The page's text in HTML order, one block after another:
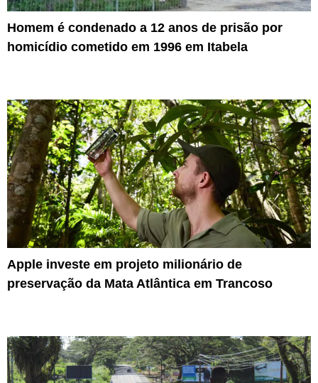
Homem é condenado a 12 anos de prisão por
homicídio cometido em 1996 em Itabela
Apple investe em projeto milionário de
preservação da Mata Atlântica em Trancoso